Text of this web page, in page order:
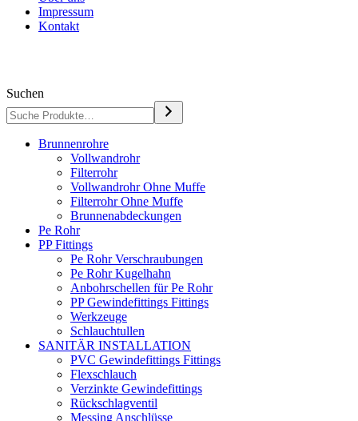
Impressum
Kontakt
Suchen
Brunnenrohre
Vollwandrohr
Filterrohr
Vollwandrohr Ohne Muffe
Filterrohr Ohne Muffe
Brunnenabdeckungen
Pe Rohr
PP Fittings
Pe Rohr Verschraubungen
Pe Rohr Kugelhahn
Anbohrschellen für Pe Rohr
PP Gewindefittings Fittings
Werkzeuge
Schlauchtullen
SANITÄR INSTALLATION
PVC Gewindefittings Fittings
Flexschlauch
Verzinkte Gewindefittings
Rückschlagventil
Messing Anschlüsse